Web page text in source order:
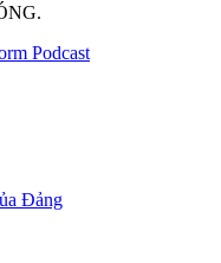
Podcast
Đảng